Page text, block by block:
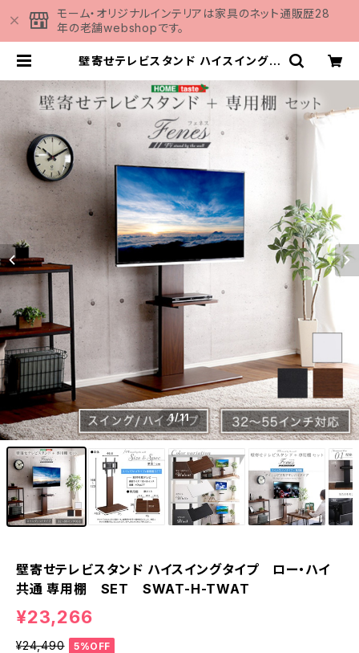
モーム・オリジナルインテリアは家具のネット通販歴28
年の老舗webshopです。
壁寄せテレビスタンド ハイスイングタ
SWAT-H-TWAT | 家具の通販専
門店 MOMU
1/11
壁寄せテレビスタンド ハイスイングタイプ ロー・ハイ
共通 専用棚 SET SWAT-H-TWAT
¥23,266
¥24,490 5%OFF